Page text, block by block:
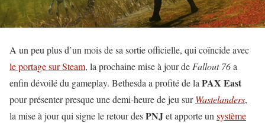
A un peu plus d’un mois de sa sortie officielle, qui coïncide avec
le portage sur Steam, la prochaine mise à jour de Fallout 76a
enfin dévoilé du gameplay. Bethesda a profité de la PAX East
pour présenter presque une demi-heure de jeu surWastelanders,
la mise à jour qui signe le retour desPNJet apporte un système